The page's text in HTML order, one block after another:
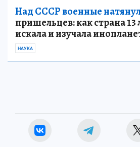
Над СССР военные
пришельцев: как страна 13
искала и изучала
НАУКА